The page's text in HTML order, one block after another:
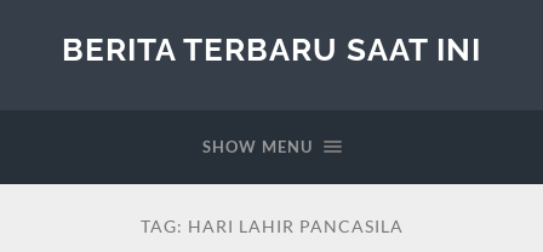
BERITA TERBARU SAAT INI
SHOW MENU
TAG: HARI LAHIR PANCASILA